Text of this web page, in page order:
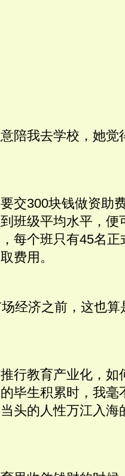
陪我去学校，她觉
交300块钱做资助
班级平均水平，便
每个班只有45名
费用。
经济之前，这也
行教育产业化，如
毕生积累时，我毫
头的人性万江入海